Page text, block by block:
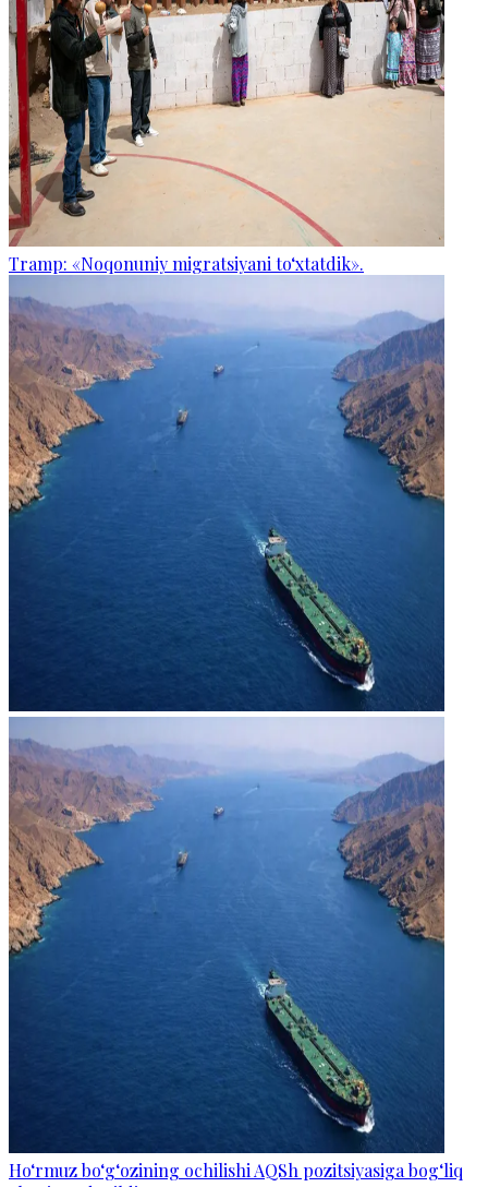
Tramp: «Noqonuniy migratsiyani to‘xtatdik».
Ho‘rmuz bo‘g‘ozining ochilishi AQSh pozitsiyasiga bog‘liq